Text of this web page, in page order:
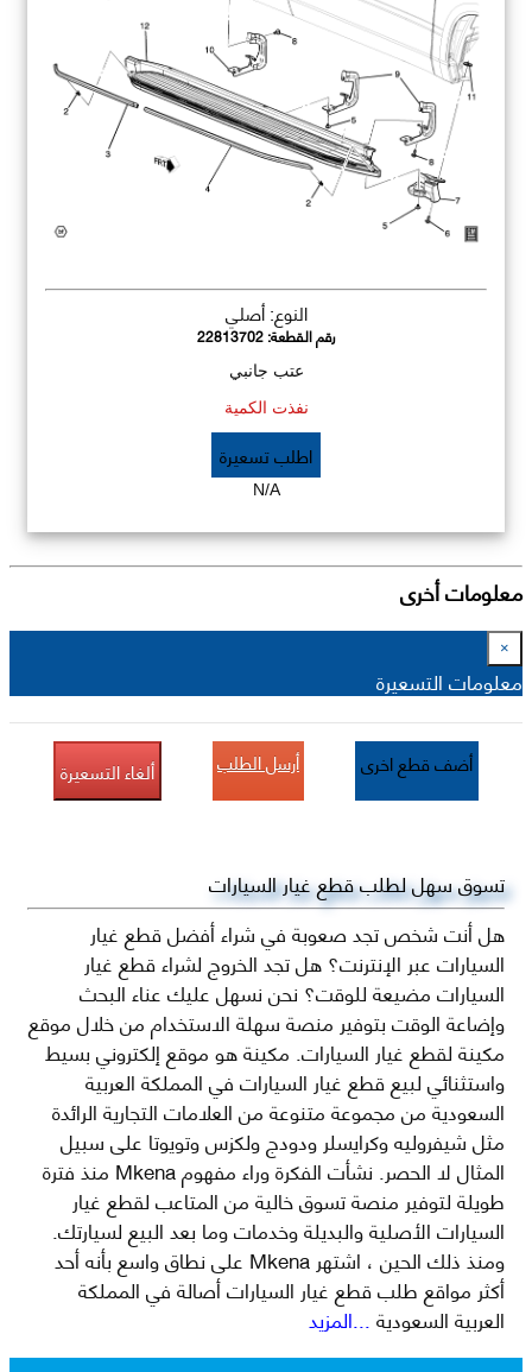
النوع: أصلي
رقم القطعة:22813702
عتب جانبي
نفذت الكمية
اطلب تسعيرة
N/A
معلومات أخرى
×
معلومات التسعيرة
أضف قطع اخرى أرسل الطلب ألغاء التسعيرة
تسوق سهل لطلب قطع غيار السيارات
هل أنت شخص تجد صعوبة في شراء أفضل قطع غيار
السيارات عبر الإنترنت؟ هل تجد الخروج لشراء قطع غيار
السيارات مضيعة للوقت؟ نحن نسهل عليك عناء البحث
وإضاعة الوقت بتوفير منصة سهلة الاستخدام من خلال موقع
مكينة لقطع غيار السيارات. مكينة هو موقع إلكتروني بسيط
واستثنائي لبيع قطع غيار السيارات في المملكة العربية
السعودية من مجموعة متنوعة من العلامات التجارية الرائدة
مثل شيفروليه وكرايسلر ودودج ولكزس وتويوتا على سبيل
المثال لا الحصر. نشأت الفكرة وراء مفهوم Mkena منذ فترة
طويلة لتوفير منصة تسوق خالية من المتاعب لقطع غيار
السيارات الأصلية والبديلة وخدمات وما بعد البيع لسيارتك.
ومنذ ذلك الحين ، اشتهر Mkena على نطاق واسع بأنه أحد
أكثر مواقع طلب قطع غيار السيارات أصالة في المملكة
العربية السعودية...المزيد